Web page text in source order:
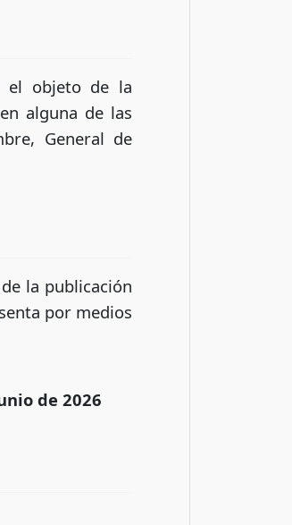
el objeto de la
alguna de las
General de
la publicación
por medios
de 2026